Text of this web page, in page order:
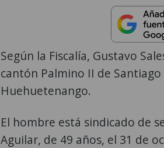
Según la Fiscalía, Gustavo
cantón Palmino II de
Huehuetenango.
El hombre está sindicado de
Aguilar, de 49 años, el 31 de